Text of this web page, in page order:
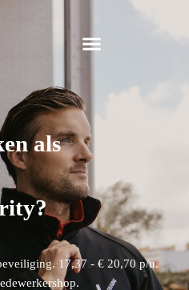
als
17,37 - € 20,70 p/u.